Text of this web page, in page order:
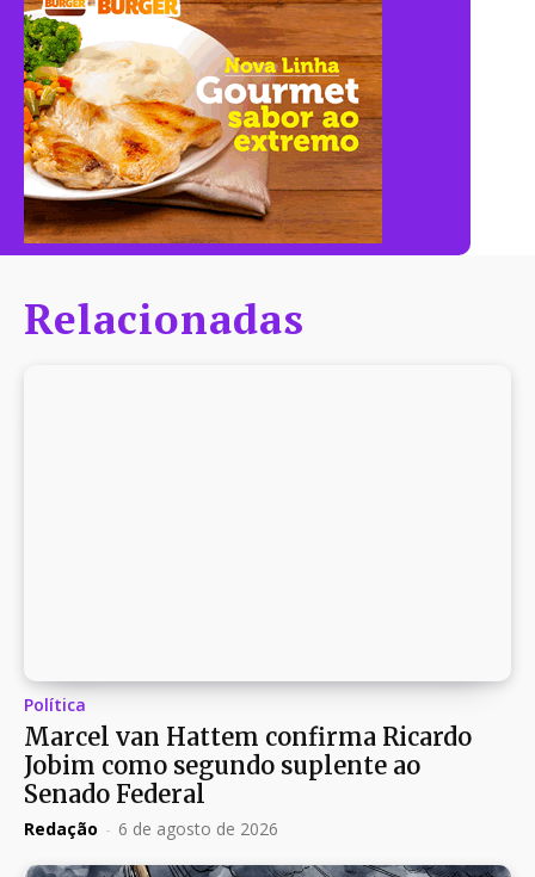
Relacionadas
Política
Marcel van Hattem confirma Ricardo
Jobim como segundo suplente ao
Senado Federal
Redação - 6 de agosto de 2026